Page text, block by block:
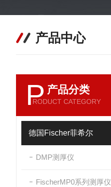
产品中心
P 产品分类
RODUCT CATEGORY
德国Fischer菲希尔
DMP测厚仪
FischerMP0系列测厚仪